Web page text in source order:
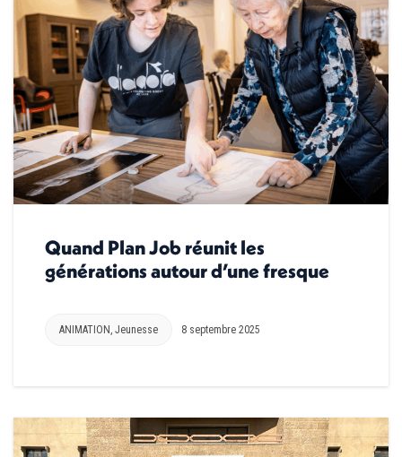
Quand Plan Job réunit les
générations autour d’une fresque
ANIMATION , Jeunesse 8 septembre 2025